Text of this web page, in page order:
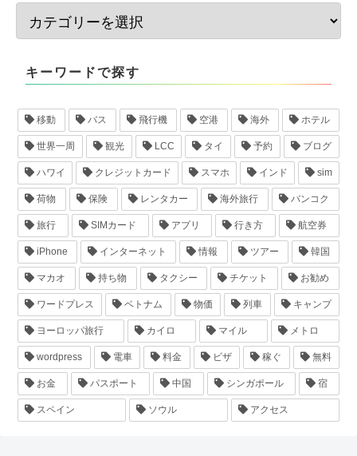
キーワードで探す
移動 バス 飛行機 空港 海外 ホテル
世界一周 観光 LCC タイ 予約 ブログ
ハワイ クレジットカード スマホ インド sim
荷物 保険 レンタカー 海外旅行 バンコク
旅行 SIMカード アプリ 行き方 航空券
iPhone インターネット 情報 ツアー 韓国
マカオ 持ち物 タクシー チケット お勧め
ワードプレス ベトナム 物価 列車 キャンプ
ヨーロッパ旅行 カイロ マイル メトロ
wordpress 電車 料金 ビザ 稼ぐ 無料
お金 パスポート 中国 シンガポール 宿
スペイン ソウル アクセス